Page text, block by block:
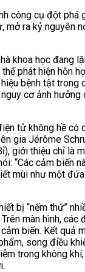
công cụ đột phá
mở ra kỷ nguyên
khoa học đang
phát hiện hỗn
bệnh tật trong
cơ ảnh hưởng
tử không hề có
gia Jérôme
giới thiệu chỉ là
“Các cảm biến
mùi như một
bị “nếm thử”
màn hình, các
biến. Kết quả
song điều
trong không